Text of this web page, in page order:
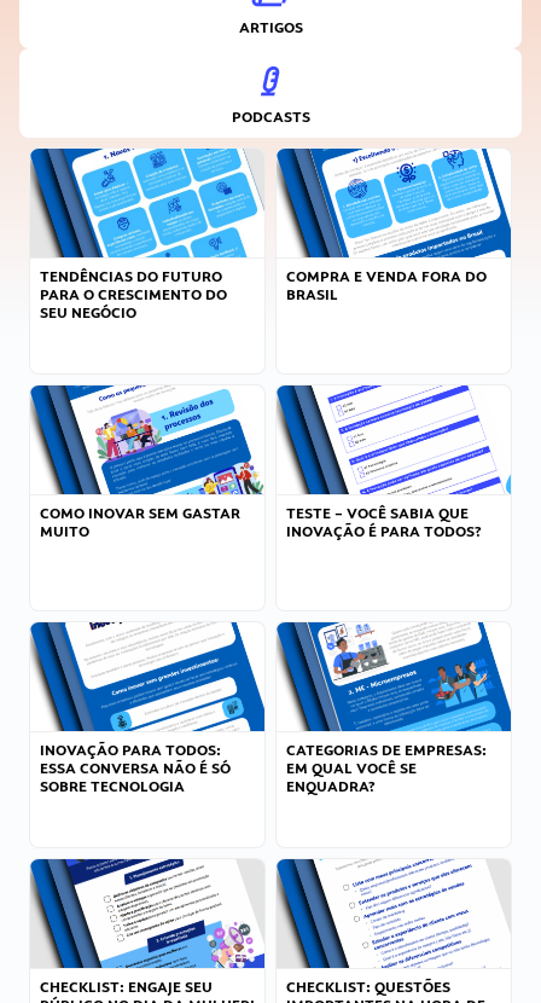
ARTIGOS
PODCASTS
TENDÊNCIAS DO FUTURO
PARA O CRESCIMENTO DO
SEU NEGÓCIO
COMPRA E VENDA FORA DO
BRASIL
COMO INOVAR SEM GASTAR
MUITO
TESTE – VOCÊ SABIA QUE
INOVAÇÃO É PARA TODOS?
INOVAÇÃO PARA TODOS:
ESSA CONVERSA NÃO É SÓ
SOBRE TECNOLOGIA
CATEGORIAS DE EMPRESAS:
EM QUAL VOCÊ SE
ENQUADRA?
CHECKLIST: ENGAJE SEU
CHECKLIST: QUESTÕES